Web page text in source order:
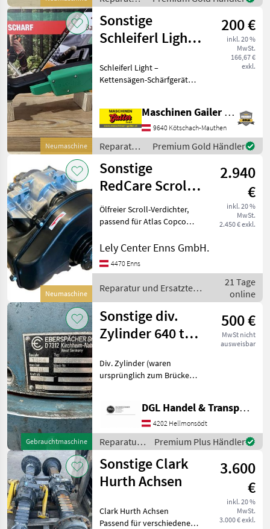
effizient
und
Ersatzteile
/ Sonstige
Neumaschine
Sonstige
Schleiferl Light –
Schärfgerät
200 €
inkl. 20 %
MwSt.
166,67 €
exkl.
Schleiferl Light –
Kettensägen-Schärfgerät
innovative Schleiferl Light
für präzises Kettensägen-
Schärfen Mit dem Schleif
Maschinen Gailer GmbH
9640 Kötschach-Mauthen
Reparatur
und
Ersatzteile
/ Sonstige
Premium Gold Händler
Neumaschine
Sonstige
RedCare Scroll-
Verdichter SL-
165E-JGB
2.940
€
inkl. 20 %
MwSt.
2.450 € exkl.
Ölfreier Scroll-Verdichter,
passend für Atlas Copco
SF4+FF Im Gegensatz zu
herkömmlichen
Kompressoren arbeitet der
Lely Center Enns GmbH.
4470 Enns
Reparatur und Ersatzteile
/ Sonstige
21 Tage
online
Gebrauchtmaschine
Sonstige div.
Zylinder 640 to
Zylinder
500 €
MwSt nicht
ausweisbar
Div. Zylinder (waren
ursprünglich zum Brücken
ab € 500, - per Stück. Auf
Wunsch haben wir auch das
passende
DGL Handel & Transporte
4202 Hellmonsödt
Reparatur
und
Ersatzteile
/ Sonstige
Premium Plus Händler
Sonstige Clark
Hurth Achsen
3.600
€
inkl. 20 %
MwSt.
3.000 € exkl.
Clark Hurth Achsen
Passend für verschiedene